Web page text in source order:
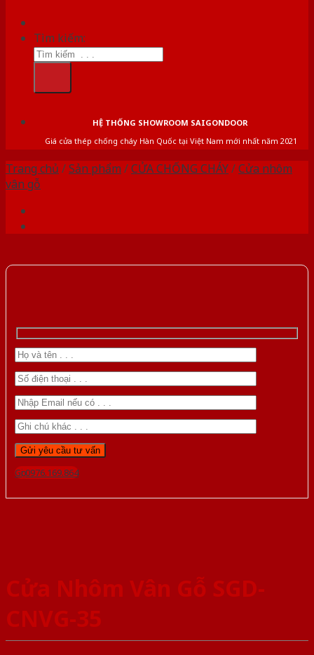
Tìm kiếm:
HỆ THỐNG SHOWROOM SAIGONDOOR
Giá cửa thép chống cháy Hàn Quốc tại Việt Nam mới nhất năm 2021
Trang chủ /Sản phẩm /CỬA CHỐNG CHÁY/Cửa nhôm
vân gỗ
Gọi 0976.169.864
Cửa Nhôm Vân Gỗ SGD-
CNVG-35